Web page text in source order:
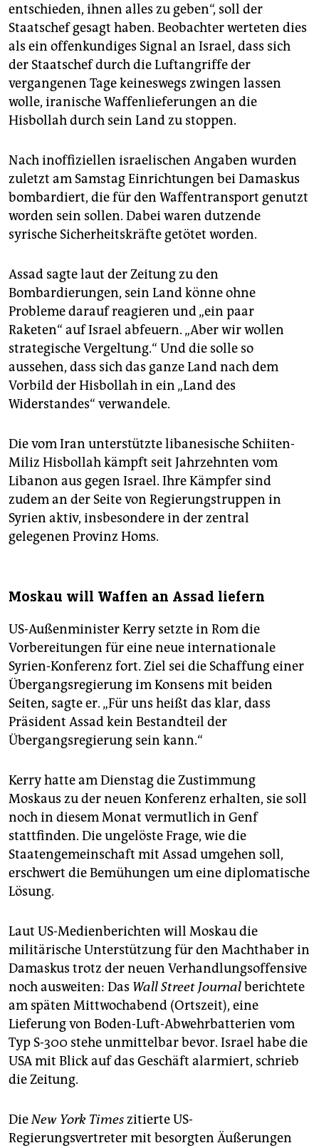
entschieden, ihnen alles zu geben“, soll der
Staatschef gesagt haben. Beobachter werteten dies
als ein offenkundiges Signal an Israel, dass sich
der Staatschef durch die Luftangriffe der
vergangenen Tage keineswegs zwingen lassen
wolle, iranische Waffenlieferungen an die
Hisbollah durch sein Land zu stoppen.
Nach inoffiziellen israelischen Angaben wurden
zuletzt am Samstag Einrichtungen bei Damaskus
bombardiert, die für den Waffentransport genutzt
worden sein sollen. Dabei waren dutzende
syrische Sicherheitskräfte getötet worden.
Assad sagte laut der Zeitung zu den
Bombardierungen, sein Land könne ohne
Probleme darauf reagieren und „ein paar
Raketen“ auf Israel abfeuern. „Aber wir wollen
strategische Vergeltung.“ Und die solle so
aussehen, dass sich das ganze Land nach dem
Vorbild der Hisbollah in ein „Land des
Widerstandes“ verwandele.
Die vom Iran unterstützte libanesische Schiiten-
Miliz Hisbollah kämpft seit Jahrzehnten vom
Libanon aus gegen Israel. Ihre Kämpfer sind
zudem an der Seite von Regierungstruppen in
Syrien aktiv, insbesondere in der zentral
gelegenen Provinz Homs.
Moskau will Waffen an Assad liefern
US-Außenminister Kerry setzte in Rom die
Vorbereitungen für eine neue internationale
Syrien-Konferenz fort. Ziel sei die Schaffung einer
Übergangsregierung im Konsens mit beiden
Seiten, sagte er. „Für uns heißt das klar, dass
Präsident Assad kein Bestandteil der
Übergangsregierung sein kann.“
Kerry hatte am Dienstag die Zustimmung
Moskaus zu der neuen Konferenz erhalten, sie soll
noch in diesem Monat vermutlich in Genf
stattfinden. Die ungelöste Frage, wie die
Staatengemeinschaft mit Assad umgehen soll,
erschwert die Bemühungen um eine diplomatische
Lösung.
Laut US-Medienberichten will Moskau die
militärische Unterstützung für den Machthaber in
Damaskus trotz der neuen Verhandlungsoffensive
noch ausweiten: Das Wall Street Journalberichtete
am späten Mittwochabend (Ortszeit), eine
Lieferung von Boden-Luft-Abwehrbatterien vom
Typ S-300 stehe unmittelbar bevor. Israel habe die
USA mit Blick auf das Geschäft alarmiert, schrieb
die Zeitung.
DieNew York Timeszitierte US-
Regierungsvertreter mit besorgten Äußerungen